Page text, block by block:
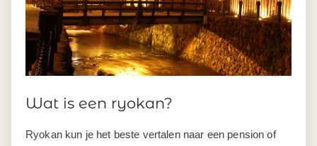
Wat is een ryokan?
Ryokan kun je het beste vertalen naar een pension of